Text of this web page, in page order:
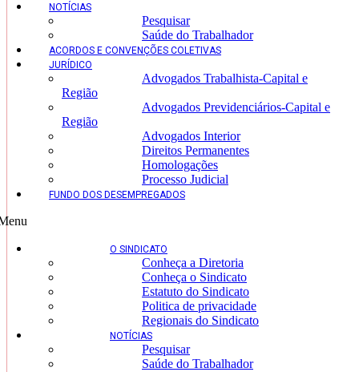
NOTÍCIAS
Pesquisar
Saúde do Trabalhador
ACORDOS E CONVENÇÕES COLETIVAS
JURÍDICO
Advogados Trabalhista-Capital e
Região
Advogados Previdenciários-Capital e
Região
Advogados Interior
Direitos Permanentes
Homologações
Processo Judicial
FUNDO DOS DESEMPREGADOS
O SINDICATO
Conheça a Diretoria
Conheça o Sindicato
Estatuto do Sindicato
Politica de privacidade
Regionais do Sindicato
NOTÍCIAS
Pesquisar
Saúde do Trabalhador